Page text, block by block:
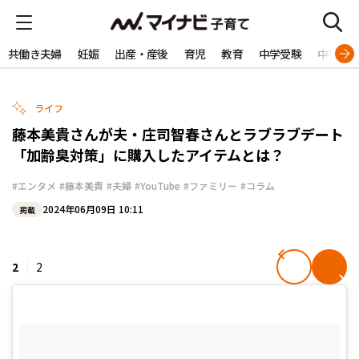
共働き夫婦 妊娠 出産・産後 育児 教育 中学受験 中学生
ライフ
藤本美貴さんが夫・庄司智春さんとラブラブデート
「加齢臭対策」に購入したアイテムとは？
#エンタメ #藤本美貴 #夫婦 #YouTube #ファミリー #コラム
掲載 2024年06月09日 10:11
2 2